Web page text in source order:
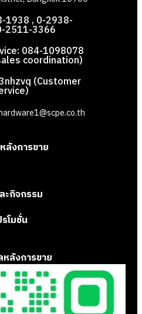
1938 , 0-2938-
2511-3366
084-1098078
coordination)
(Customer
ลังการขาย
ะกิจกรรม
รโมชั่น
ลังการขาย